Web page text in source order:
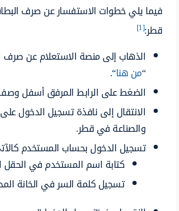
فيما يلي خطوات الاستفسار عن صرف
قطر:[1]
الذهاب إلى منصة الاستعلام عن صرف
“من هنا“.
الضغط على الرابط المرفق أسفل
الانتقال إلى نافذة تسجيل الدخول
والصناعة في قطر.
تسجيل الدخول بحساب المستخدم
كتابة اسم المستخدم في الحقل
تسجيل كلمة السر في الخانة